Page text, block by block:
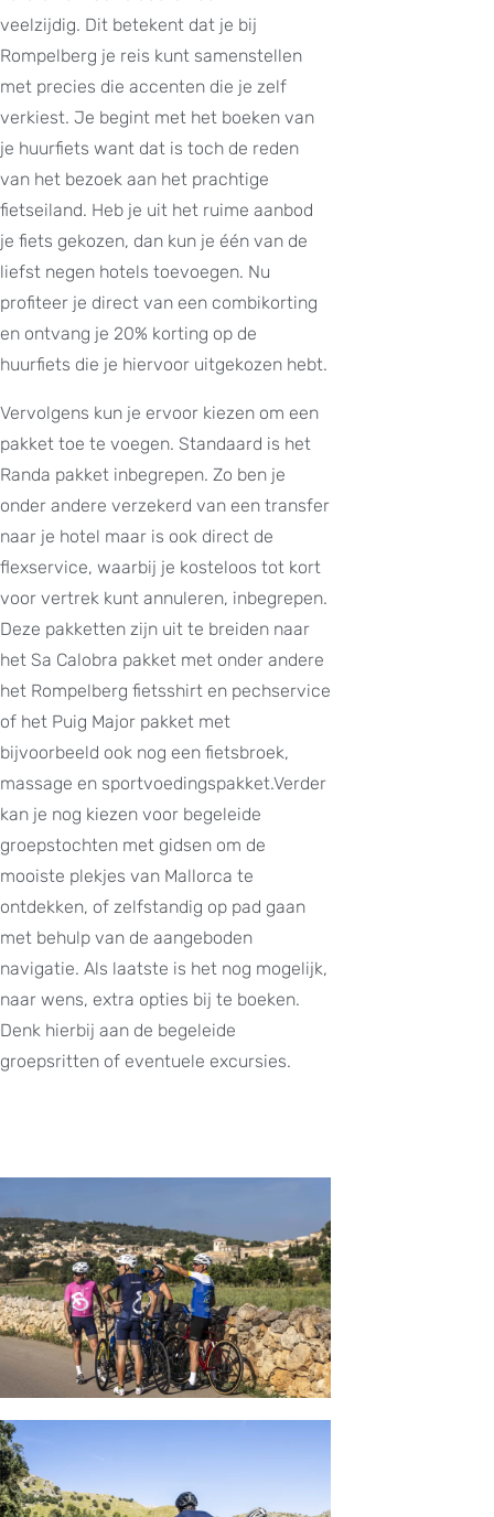
veelzijdig. Dit betekent dat je bij
Rompelberg je reis kunt samenstellen
met precies die accenten die je zelf
verkiest. Je begint met het boeken van
je huurfiets want dat is toch de reden
van het bezoek aan het prachtige
fietseiland. Heb je uit het ruime aanbod
je fiets gekozen, dan kun je één van de
liefst negen hotels toevoegen. Nu
profiteer je direct van een combikorting
en ontvang je 20% korting op de
huurfiets die je hiervoor uitgekozen hebt.
Vervolgens kun je ervoor kiezen om een
pakket toe te voegen. Standaard is het
Randa pakket inbegrepen. Zo ben je
onder andere verzekerd van een transfer
naar je hotel maar is ook direct de
flexservice, waarbij je kosteloos tot kort
voor vertrek kunt annuleren, inbegrepen.
Deze pakketten zijn uit te breiden naar
het Sa Calobra pakket met onder andere
het Rompelberg fietsshirt en pechservice
of het Puig Major pakket met
bijvoorbeeld ook nog een fietsbroek,
massage en sportvoedingspakket.Verder
kan je nog kiezen voor begeleide
groepstochten met gidsen om de
mooiste plekjes van Mallorca te
ontdekken, of zelfstandig op pad gaan
met behulp van de aangeboden
navigatie. Als laatste is het nog mogelijk,
naar wens, extra opties bij te boeken.
Denk hierbij aan de begeleide
groepsritten of eventuele excursies.